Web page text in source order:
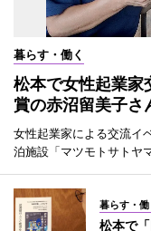
暮らす・働く
松本で女性起業
賞の赤沼留美子さ
女性起業家による交流イ
泊施設「マツモトサトヤ
暮らす・働
松本で